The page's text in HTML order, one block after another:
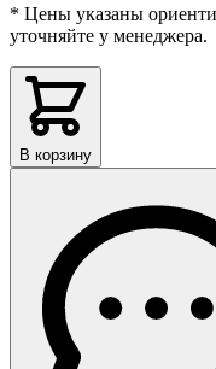
* Цены указаны
уточняйте у менеджера.
В корзину